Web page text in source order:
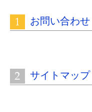
お問い合わせ
サイトマップ